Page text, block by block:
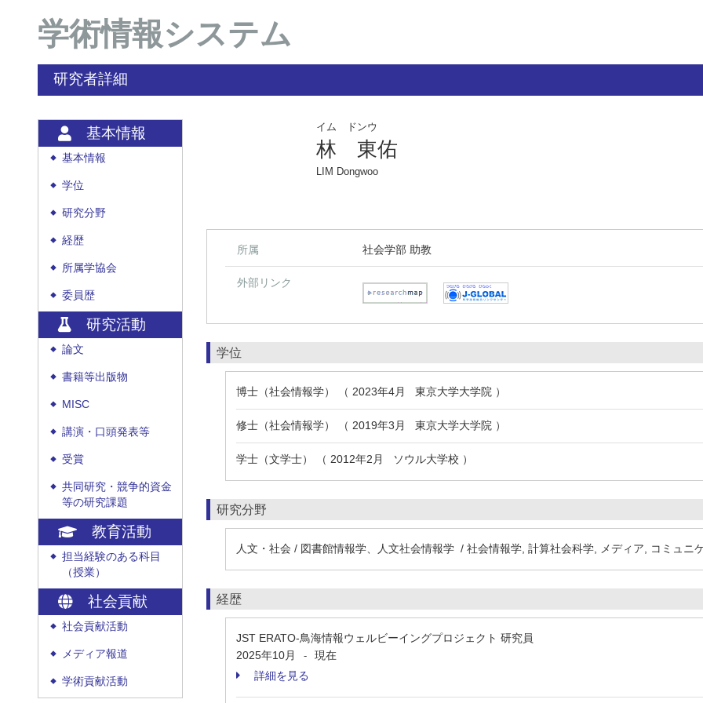
学術情報システム
研究者詳細
基本情報
◆ 基本情報
◆ 学位
◆ 研究分野
◆ 経歴
◆ 所属学協会
◆ 委員歴
研究活動
◆ 論文
◆ 書籍等出版物
◆ MISC
◆ 講演・口頭発表等
◆ 受賞
◆
共同研究・競争的資金
等の研究課題
教育活動
◆
担当経験のある科目
（授業）
社会貢献
◆ 社会貢献活動
◆ メディア報道
◆ 学術貢献活動
イム ドンウ
林 東佑
LIM Dongwoo
所属 社会学部 助教
外部リンク
学位
博士（社会情報学） （ 2023年4月 東京大学大学院 ）
修士（社会情報学） （ 2019年3月 東京大学大学院 ）
学士（文学士） （ 2012年2月 ソウル大学校 ）
研究分野
人文・社会 / 図書館情報学、人文社会情報学 / 社会情報学, 計算社会科学, メディア, コミュニ
経歴
JST ERATO-鳥海情報ウェルビーイングプロジェクト 研究員
2025年10月
-
現在
詳細を見る